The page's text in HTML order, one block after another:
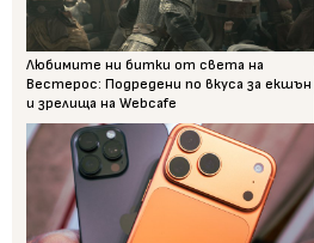
Любимите ни битки от света на
Вестерос: Подредени по вкуса за екшън
и зрелища на Webcafe